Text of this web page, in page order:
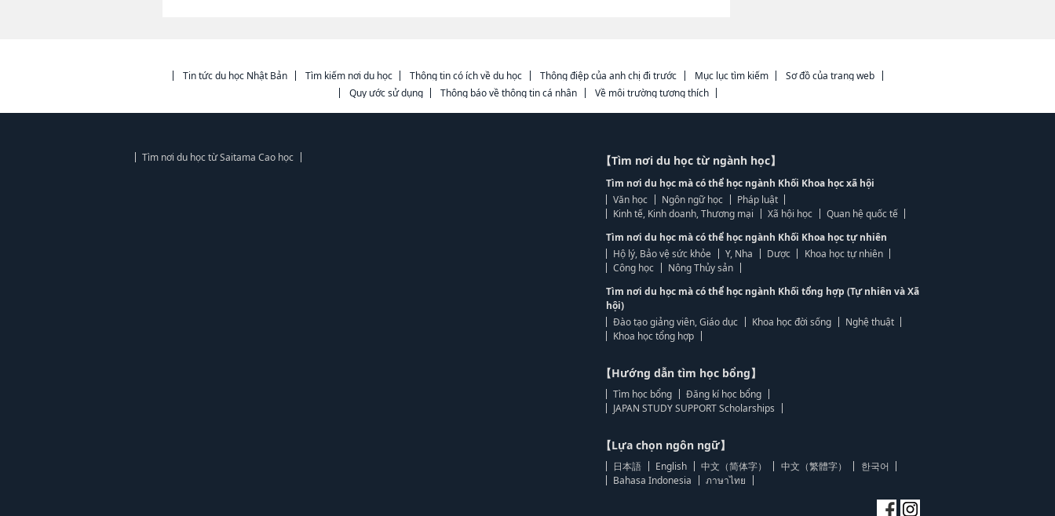
Tin tức du học Nhật Bản Tìm kiếm nơi du học Thông tin có ích về du học Thông điệp của anh chị đi trước Mục lục tìm kiếm
Sơ đồ của trang web
Quy ước sử dụng
Thông báo về thông tin cá nhân Về môi trường tương thích
Tìm nơi du học từ Saitama Cao học 【Tìm nơi du học từ ngành học】
Tìm nơi du học mà có thể học ngành Khối Khoa học xã hội
Văn học
Ngôn ngữ học
Pháp luật
Kinh tế, Kinh doanh, Thương mại
Xã hội học
Quan hệ quốc tế
Tìm nơi du học mà có thể học ngành Khối Khoa học tự nhiên
Hộ lý, Bảo vệ sức khỏe
Y, Nha Dược
Khoa học tự nhiên
Công học
Nông Thủy sản
Tìm nơi du học mà có thể học ngành Khối tổng hợp (Tự nhiên và Xã
hội)
Đào tạo giảng viên, Giáo dục
Khoa học đời sống
Nghệ thuật
Khoa học tổng hợp
【Hướng dẫn tìm học bổng】
Tìm học bổng
Đăng kí học bổng
JAPAN STUDY SUPPORT Scholarships
【Lựa chọn ngôn ngữ】
日本語 English 中文（简体字） 中文（繁體字）
한국어
Bahasa Indonesia
ภาษาไทย